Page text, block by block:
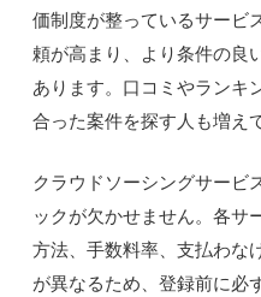
価制度が整っているサービ
頼が高まり、より条件の良
あります。口コミやランキ
合った案件を探す人も増え
クラウドソーシングサービ
ックが欠かせません。各サ
方法、手数料率、支払わな
が異なるため、登録前に必